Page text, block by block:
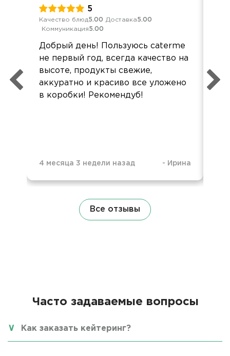
5
Качество блюд5.00 Доставка5.00
Коммуникация5.00
Добрый день! Пользуюсь caterme
не первый год, всегда качество на
высоте, продукты свежие,
аккуратно и красиво все уложено
в коробки! Рекомендуб!
4 месяца 3 недели назад - Ирина
Вы
Все отзывы
Часто задаваемые вопросы
Как заказать кейтеринг?